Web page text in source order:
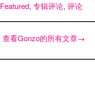
Featured, 专辑评论, 评论
查看Gonzo的所有文章→